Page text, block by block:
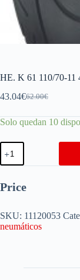
HE. K 61 110/70-11
62.00€
43.04€
Solo quedan 10
Price
SKU: 11120053
neumáticos